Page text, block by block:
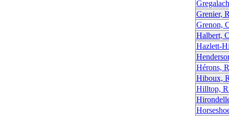
Grenier,
Grenon,
Halbert,
Hazlett-
Hérons,
Hiboux,
Hilltop,